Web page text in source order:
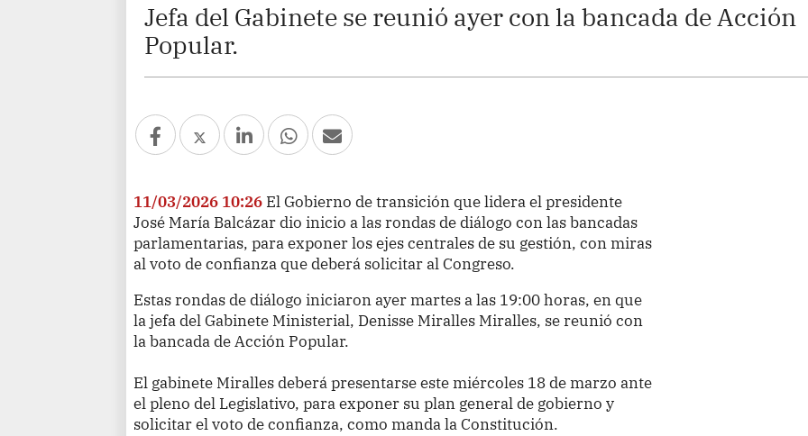
Jefa del Gabinete se reunió ayer con la bancada de Acción
Popular.
11/03/2026 10:26 El Gobierno de transición que lidera el presidente
José María Balcázar dio inicio a las rondas de diálogo con las bancadas
parlamentarias, para exponer los ejes centrales de su gestión, con miras
al voto de confianza que deberá solicitar al Congreso.
Estas rondas de diálogo iniciaron ayer martes a las 19:00 horas, en que
la jefa del Gabinete Ministerial, Denisse Miralles Miralles, se reunió con
la bancada de Acción Popular.
El gabinete Miralles deberá presentarse este miércoles 18 de marzo ante
el pleno del Legislativo, para exponer su plan general de gobierno y
solicitar el voto de confianza, como manda la Constitución.